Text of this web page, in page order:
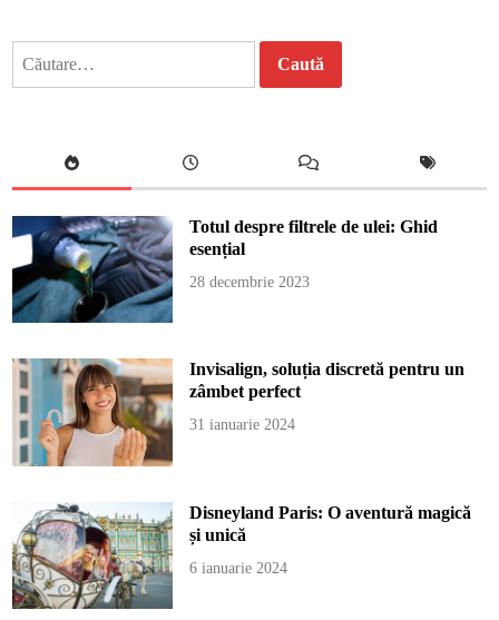
Totul despre filtrele de ulei: Ghid
esențial
28 decembrie 2023
Invisalign, soluția discretă pentru un
zâmbet perfect
31 ianuarie 2024
Disneyland Paris: O aventură magică
și unică
6 ianuarie 2024